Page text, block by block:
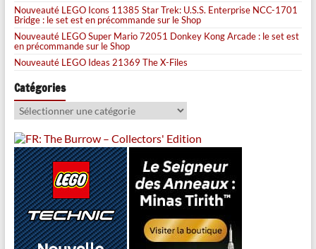
Nouveauté LEGO Icons 11385 Star Trek: U.S.S. Enterprise NCC-1701
Bridge : le set est en précommande sur le Shop
Nouveauté LEGO Super Mario 72051 Donkey Kong Arcade : le set est
en précommande sur le Shop
Nouveauté LEGO Ideas 21369 The X-Files
Catégories
Catégories